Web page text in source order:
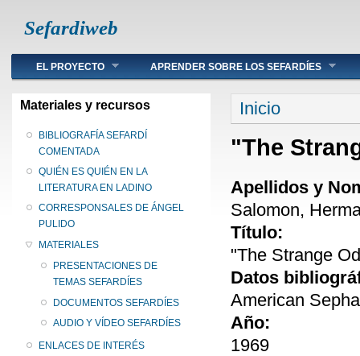
Sefardiweb
Main menu
EL PROYECTO APRENDER SOBRE LOS SEFARDÍES
Materiales y recursos
BIBLIOGRAFÍA SEFARDÍ
COMENTADA
QUIÉN ES QUIÉN EN LA
LITERATURA EN LADINO
CORRESPONSALES DE ÁNGEL
PULIDO
MATERIALES
PRESENTACIONES DE
TEMAS SEFARDÍES
DOCUMENTOS SEFARDÍES
AUDIO Y VÍDEO SEFARDÍES
ENLACES DE INTERÉS
Se encuentra
Inicio
"The
Apellidos y
Salomon,
Título:
"The Strange
Datos
American
Año:
1969